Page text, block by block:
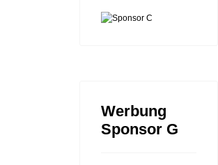
Werbung
Sponsor G